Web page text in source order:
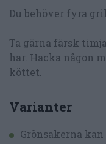
Du behöver fyra
Ta gärna färsk
har. Hacka någon
köttet.
Varianter
Grönsakerna